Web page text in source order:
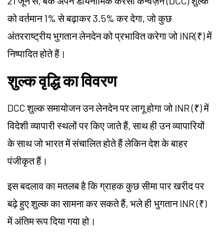
को वर्तमान 1% से बढ़ाकर 3.5% कर देगा, जो कुछ
अंतरराष्ट्रीय भुगतान लेनदेन को प्रभावित करेगा जो INR(₹) में
निष्पादित होते हैं।
शुल्क वृद्धि का विवरण
DCC शुल्क समायोजन उन लेनदेन पर लागू होगा जो INR (₹) में
विदेशी व्यापारी स्थलों पर किए जाते हैं, साथ ही उन व्यापारियों
के साथ जो भारत में संचालित होते हैं लेकिन देश के बाहर
पंजीकृत हैं।
इस बदलाव का मतलब है कि ग्राहक कुछ सीमा पार खरीद पर
बढ़े हुए शुल्क का सामना कर सकते हैं, भले ही भुगतान INR (₹)
में अंतिम रूप दिया गया हो।